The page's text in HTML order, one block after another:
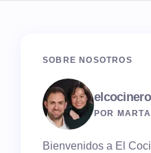
SOBRE NOSOTROS
POR
Bienvenidos a El